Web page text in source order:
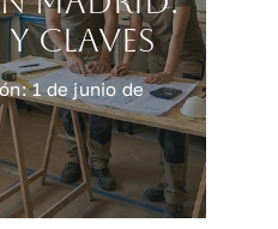
claves
1 de junio de